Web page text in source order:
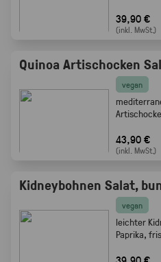
Beilage ·
39,90 €
(inkl. MwSt.)
Quinoa Artischocken
vegan
Gabelfood
43,90 €
(inkl. MwSt.)
Kidneybohnen Salat,
vegan
leichter
Paprika,